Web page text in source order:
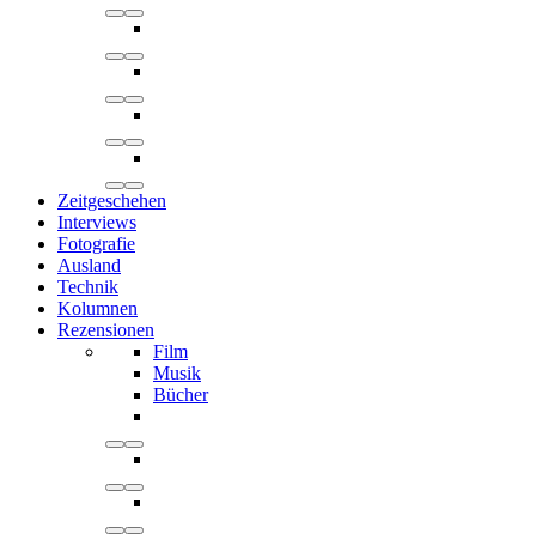
Zeitgeschehen
Interviews
Fotografie
Ausland
Technik
Kolumnen
Rezensionen
Film
Musik
Bücher